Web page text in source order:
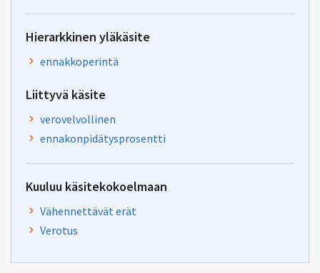
Hierarkkinen yläkäsite
ennakkoperintä
Liittyvä käsite
verovelvollinen
ennakonpidätysprosentti
Kuuluu käsitekokoelmaan
Vähennettävät erät
Verotus